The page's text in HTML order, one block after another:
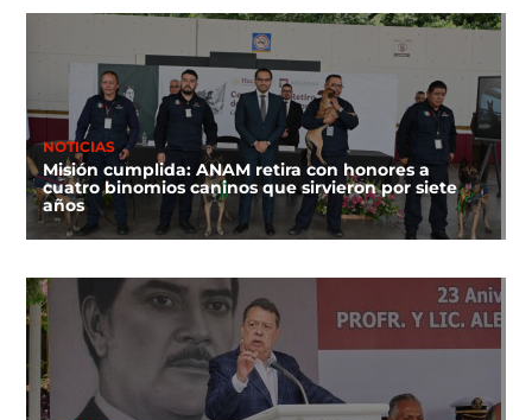
NOTICIAS
Misión cumplida: ANAM retira con honores a
cuatro binomios caninos que sirvieron por siete
años